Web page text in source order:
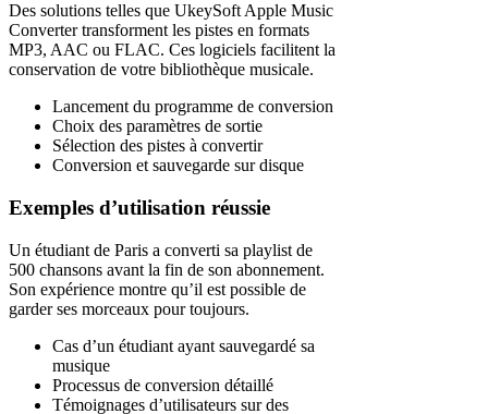
Des solutions telles que UkeySoft Apple Music
Converter transforment les pistes en formats
MP3, AAC ou FLAC. Ces logiciels facilitent la
conservation de votre bibliothèque musicale.
Lancement du programme de conversion
Choix des paramètres de sortie
Sélection des pistes à convertir
Conversion et sauvegarde sur disque
Exemples d’utilisation réussie
Un étudiant de Paris a converti sa playlist de
500 chansons avant la fin de son abonnement.
Son expérience montre qu’il est possible de
garder ses morceaux pour toujours.
Cas d’un étudiant ayant sauvegardé sa
musique
Processus de conversion détaillé
Témoignages d’utilisateurs sur des